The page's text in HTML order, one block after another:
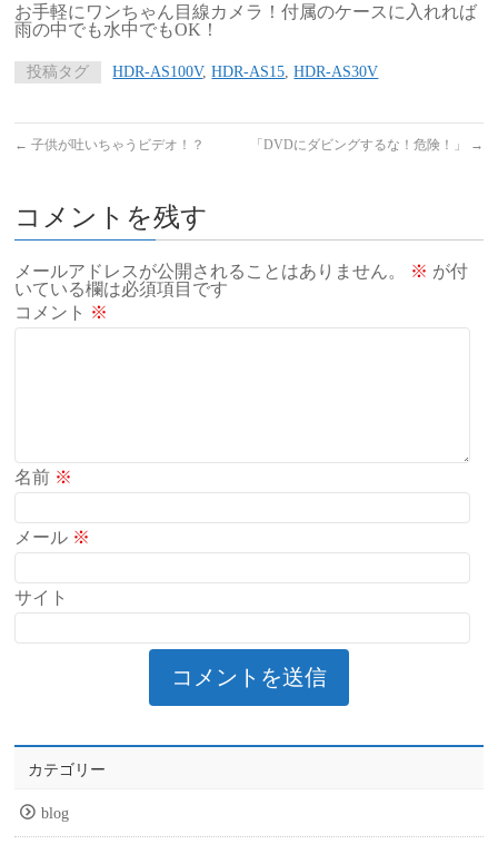
お手軽にワンちゃん目線カメラ！付属のケースに入れれば
雨の中でも水中でもOK！
投稿タグ HDR-AS100V,HDR-AS15 ,HDR-AS30V
← 子供が吐いちゃうビデオ！？ 「DVDにダビングするな！危険！」 →
コメントを残す
メールアドレスが公開されることはありません。 ※ が付
いている欄は必須項目です
コメント ※
名前 ※
メール ※
サイト
カテゴリー
blog